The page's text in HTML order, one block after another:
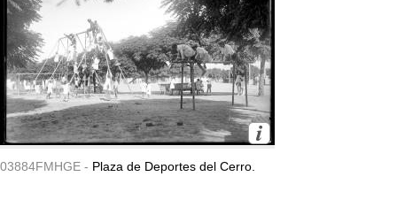
03884FMHGE - Plaza de Deportes del Cerro.